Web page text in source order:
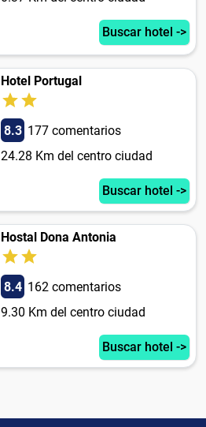
Buscar hotel ->
Hotel Portugal
8.3 177 comentarios
24.28 Km del centro ciudad
Buscar hotel ->
Hostal Dona Antonia
8.4 162 comentarios
9.30 Km del centro ciudad
Buscar hotel ->